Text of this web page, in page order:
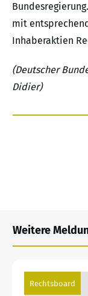
mit
Inhaberaktien
(Deutscher
Didier)
Weitere
Rechtsboard